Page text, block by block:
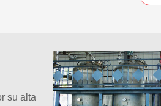
su alta